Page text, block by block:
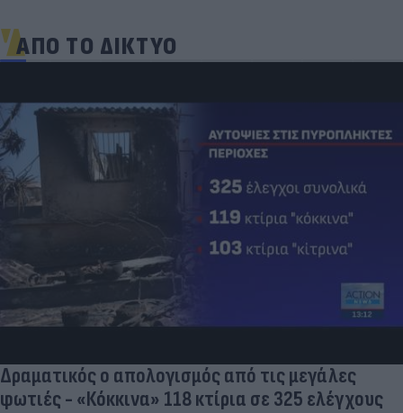
ΑΠΟ ΤΟ ΔΙΚΤΥΟ
Δραματικός ο απολογισμός από τις μεγάλες
φωτιές - «Κόκκινα» 118 κτίρια σε 325 ελέγχους